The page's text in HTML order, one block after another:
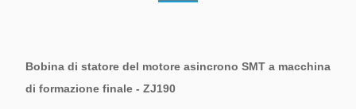
Bobina di statore del motore asincrono SMT a macchina
di formazione finale - ZJ190